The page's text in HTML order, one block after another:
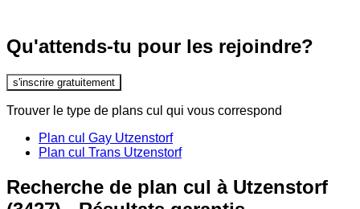
Qu'attends-tu pour les rejoindre?
s'inscrire gratuitement
Trouver le type de plans cul qui vous correspond
Plan cul Gay Utzenstorf
Plan cul Trans Utzenstorf
Recherche de plan cul à Utzenstorf